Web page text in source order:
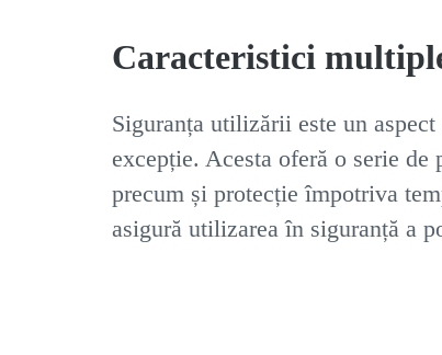
Caracteristici
Siguranța utilizării este un
excepție. Acesta oferă o serie
precum și protecție împotriva
asigură utilizarea în siguranță a